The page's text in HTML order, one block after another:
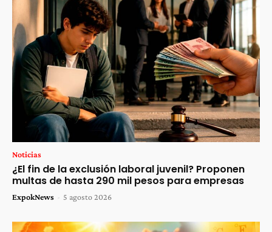
Noticias
¿El fin de la exclusión laboral juvenil? Proponen
multas de hasta 290 mil pesos para empresas
ExpokNews - 5 agosto 2026